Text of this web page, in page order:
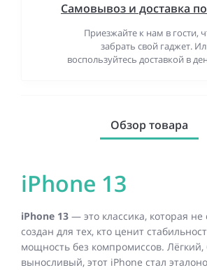
Самовывоз и доставка
Приезжайте к нам в гости,
забрать свой гаджет.
воспользуйтесь доставкой в
Обзор товара
iPhone 13
iPhone 13 — это классика, которая не
создан для тех, кто ценит
мощность без компромиссов.
выносливый, этот iPhone стал